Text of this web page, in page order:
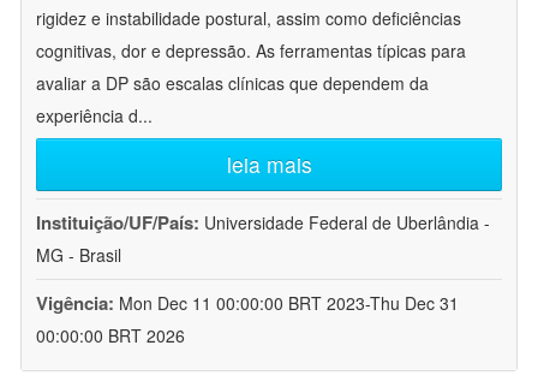
rigidez e instabilidade postural, assim como deficiências
cognitivas, dor e depressão. As ferramentas típicas para
avaliar a DP são escalas clínicas que dependem da
experiência d...
leia mais
Instituição/UF/País: Universidade Federal de Uberlândia -
MG - Brasil
Vigência: Mon Dec 11 00:00:00 BRT 2023-Thu Dec 31
00:00:00 BRT 2026